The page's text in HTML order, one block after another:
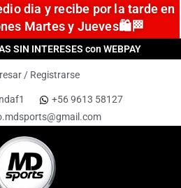
dia y recibe por la tarde en
Martes y Jueves🛍️🏁
SIN INTERESES con WEBPAY
/ Registrarse
+56 9613 58127